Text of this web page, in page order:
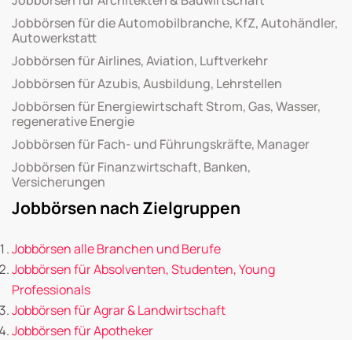
Jobbörsen für die Automobilbranche, KfZ, Autohändler,
Autowerkstatt
Jobbörsen für Airlines, Aviation, Luftverkehr
Jobbörsen für Azubis, Ausbildung, Lehrstellen
Jobbörsen für Energiewirtschaft Strom, Gas, Wasser,
regenerative Energie
Jobbörsen für Fach- und Führungskräfte, Manager
Jobbörsen für Finanzwirtschaft, Banken,
Versicherungen
Jobbörsen nach Zielgruppen
Jobbörsen alle Branchen und Berufe
Jobbörsen für Absolventen, Studenten, Young
Professionals
Jobbörsen für Agrar & Landwirtschaft
Jobbörsen für Apotheker